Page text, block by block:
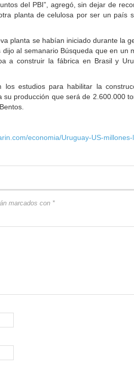
del PBI”, agregó, sin dejar de
planta de celulosa por ser un país
planta se habían iniciado durante la
al semanario Búsqueda que en un
a construir la fábrica en Brasil y
estudios para habilitar la
producción que será de 2.600.000
economia/Uruguay-US-
marcados con *